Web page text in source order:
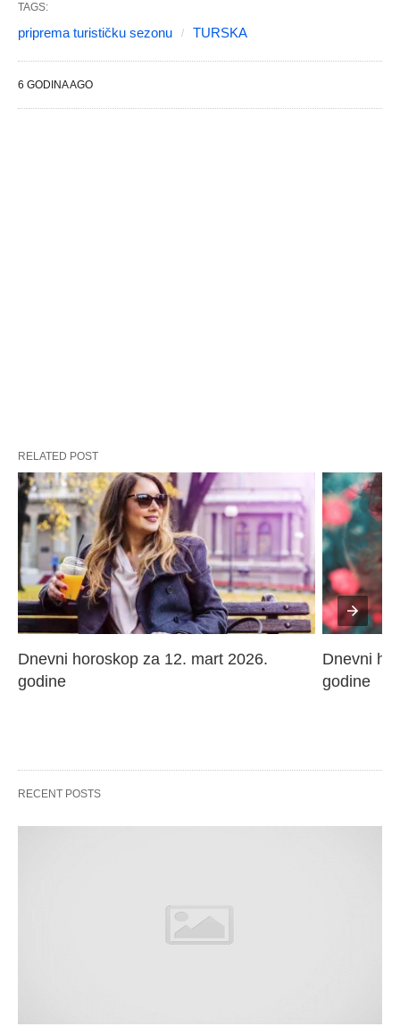
TAGS:
priprema turističku sezonu TURSKA
6 GODINA AGO
RELATED POST
Dnevni horoskop za 12. mart 2026.
godine
Dnevni
godine
RECENT POSTS